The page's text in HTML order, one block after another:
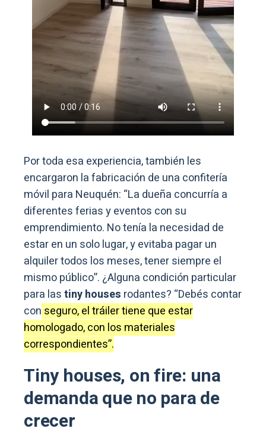
Por toda esa experiencia, también les
encargaron la fabricación de una confitería
móvil para Neuquén: “La dueña concurría a
diferentes ferias y eventos con su
emprendimiento. No tenía la necesidad de
estar en un solo lugar, y evitaba pagar un
alquiler todos los meses, tener siempre el
mismo público”. ¿Alguna condición particular
para lastiny houses rodantes? “Debés contar
con seguro, el tráiler tiene que estar
homologado, con los materiales
correspondientes”.
Tiny houses, on fire: una
demanda que no para de
crecer